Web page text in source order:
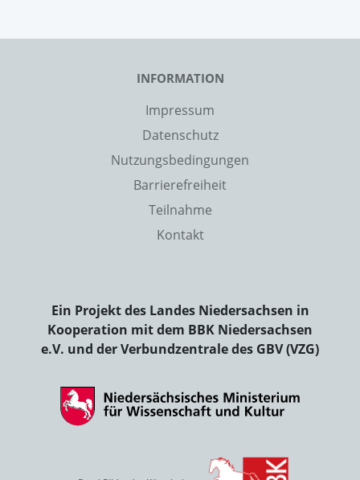
INFORMATION
Impressum
Datenschutz
Nutzungsbedingungen
Barrierefreiheit
Teilnahme
Kontakt
Ein Projekt des Landes Niedersachsen in
Kooperation mit dem BBK Niedersachsen
e.V. und der Verbundzentrale des GBV (VZG)